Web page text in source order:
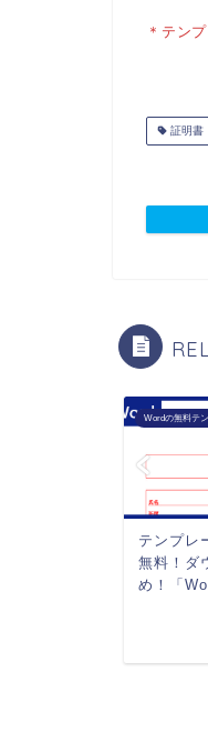
＊テン
証明書
Wordの無料テ
テンプレ
無料！ダ
め！「